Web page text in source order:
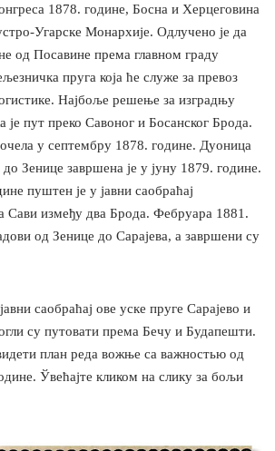
1878. године, Босна и Херцеговина
Угарске Монархије. Одлучено је да
од Посавине према главном граду
пруга која ће служе за превоз
Најбоље решење за изградњу
је пут преко Савоног и Босанског Брода.
у септембру 1878. године. Дуоница
Зенице завршена је у јуну 1879. године.
пуштен је у јавни саобраћај
Сави између двa Брода. Фебруара 1881.
од Зенице до Сарајева, а завршени су
саобраћај ове уске пруге Сарајево и
су путовати према Бечу и Будапешти.
план реда вожње са важностью од
Ўвећајте кликом на слику за бољи